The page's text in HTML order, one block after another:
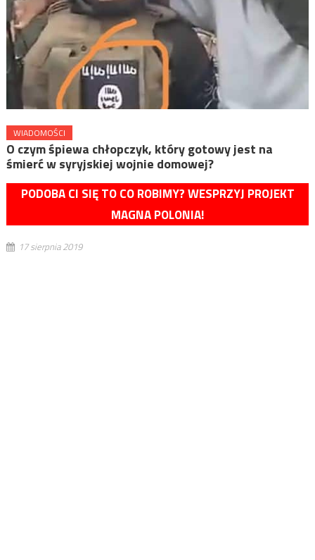
WIADOMOŚCI
O czym śpiewa chłopczyk, który gotowy jest na
śmierć w syryjskiej wojnie domowej?
PODOBA CI SIĘ TO CO ROBIMY? WESPRZYJ PROJEKT
MAGNA POLONIA!
17 sierpnia 2019